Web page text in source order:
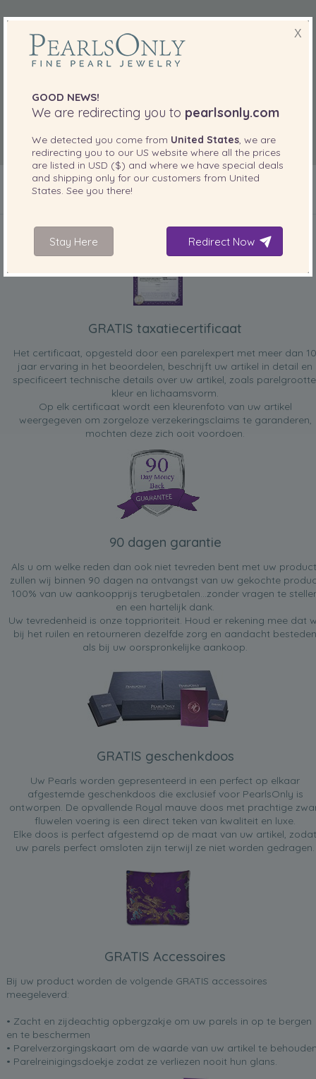
GRATIS taxatiecertificaat
Het certificaat, opgesteld door een parelexpert met meer dan 10
jaar ervaring in het beoordelen, beschrijft uw artikel in detail en
specificeert technische details over uw artikel, zoals
kleur en lichaamsvorm.
Op elk certificaat wordt een kleurenfoto van uw artikel
weergegeven om zorgeloze verzekeringsclaims te garanderen,
mochten deze zich ooit voordoen.
90 dagen garantie
Als u om welke reden dan ook niet tevreden bent met uw
zullen wij binnen 90 dagen na ontvangst van uw gekochte
100% van uw aankoopprijs terugbetalen...zonder vragen te
en een hartelijk dank.
Uw tevredenheid is onze topprioriteit. Houd er rekening mee dat
bij het ruilen en retourneren dezelfde zorg en aandacht besteden
als bij uw oorspronkelijke aankoop.
GRATIS geschenkdoos
Uw Pearls worden gepresenteerd in een perfect op elkaar
afgestemde geschenkdoos die exclusief voor PearlsOnly is
ontworpen. De opvallende Royal mauve doos met prachtige
fluwelen voering is een direct teken van kwaliteit en luxe.
Elke doos is perfect afgestemd op de maat van uw artikel, zodat
uw parels perfect omsloten zijn terwijl ze niet worden gedragen.
GRATIS Accessoires
Bij uw product worden de volgende GRATIS accessoires
meegeleverd:
• Zacht en zijdeachtig opbergzakje om uw parels in op te bergen
en te beschermen
• Parelverzorgingskaart om de waarde van uw artikel te
• Parelreinigingsdoekje zodat ze verliezen nooit hun glans.
X
GOOD NEWS!
We are redirecting you to pearlsonly.com
We detected you come from United States , we are
redirecting you to our US website where all the prices
are listed in USD ($) and where we have special deals
and shipping only for our customers from United
States . See you there!
Stay Here Redirect Now